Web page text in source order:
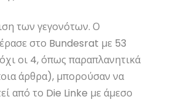
των γεγονότων. Ο
στο Bundesrat με 53
οι 4, όπως παραπλανητικά
άρθρα), μπορούσαν να
από το Die Linke με άμεσο